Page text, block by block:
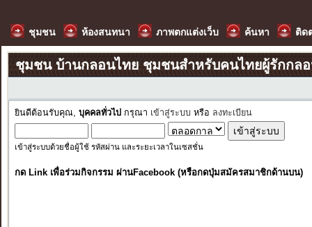
ชุมชน ห้องสนทนา ภาพตกแต่งเว็บ ค้นหา ติด
ชุมชน บ้านกลอนไทย ชุมชนสำหรับคนไทยผู้รักกล
ยินดีต้อนรับคุณ, บุคคลทั่วไป กรุณา เข้าสู่ระบบ หรือ ลงทะเบียน
เข้าสู่ระบบด้วยชื่อผู้ใช้ รหัสผ่าน และระยะเวลาในเซสชั่น
กด Link เพื่อร่วมกิจกรรม ผ่านFacebook (หรือกดปุ่มสมัครสมาชิกด้านบน)